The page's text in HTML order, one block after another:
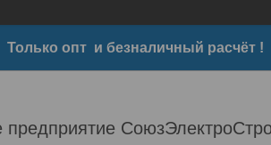
Только опт и безналичный расчёт !
предприятие